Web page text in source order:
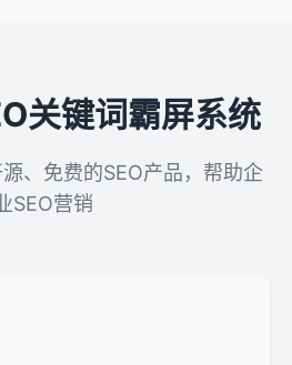
关键词霸屏系统
、免费的SEO产品，帮助企
SEO营销